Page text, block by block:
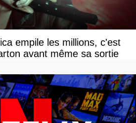
empile les millions, c'est
avant même sa sortie